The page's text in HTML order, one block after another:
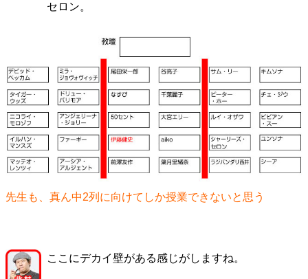
セロン。
先生も、真ん中2列に向けてしか授業できないと思う
ここにデカイ壁がある感じがしますね。